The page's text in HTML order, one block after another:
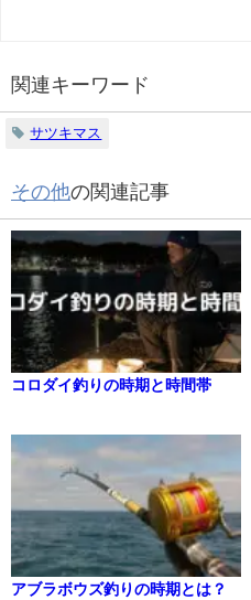
関連キーワード
サツキマス
その他の関連記事
コロダイ釣りの時期と時間帯
アブラボウズ釣りの時期とは？